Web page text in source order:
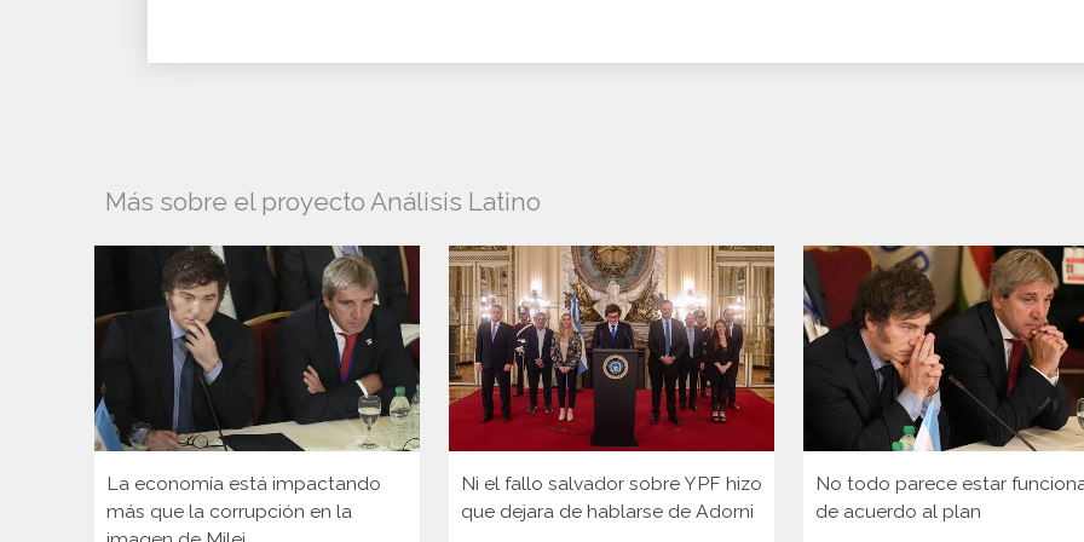
Más sobre el proyecto Análisis Latino
La economía está impactando
más que la corrupción en la
Ni el fallo salvador sobre YPF hizo
que dejara de hablarse de Adorni
No todo parece estar
de acuerdo al plan